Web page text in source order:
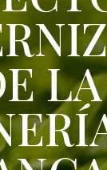
LA